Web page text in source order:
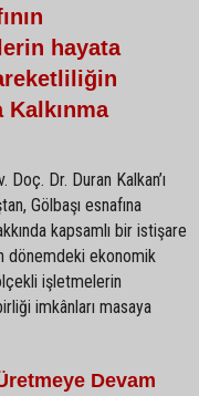
hayata
Kalkınma
Dr. Duran Kalkan’ı
Gölbaşı esnafına
kapsamlı bir istişare
dönemdeki ekonomik
işletmelerin
imkânları masaya
Devam